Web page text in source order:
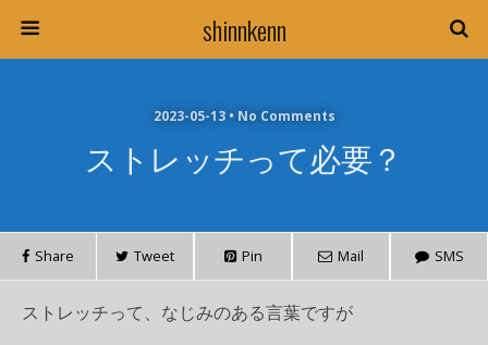
shinnkenn
2023-05-13 • No Comments
ストレッチって必要？
Share Tweet Pin Mail SMS
ストレッチって、なじみのある言葉ですが